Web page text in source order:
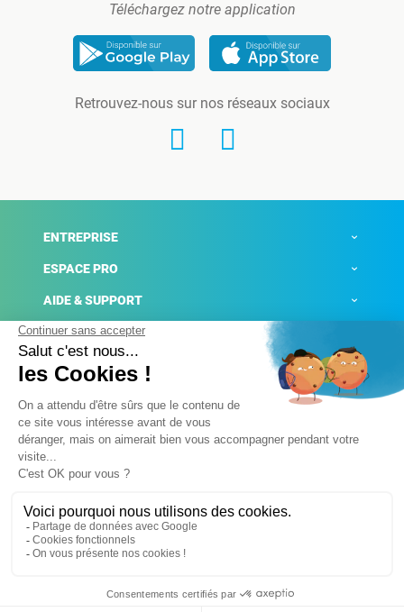
Téléchargez notre application
Retrouvez-nous sur nos réseaux sociaux
ENTREPRISE
ESPACE PRO
AIDE & SUPPORT
ACTUALITÉS
Mentions légales
Conditions générales de ventes
Plateforme de signalement